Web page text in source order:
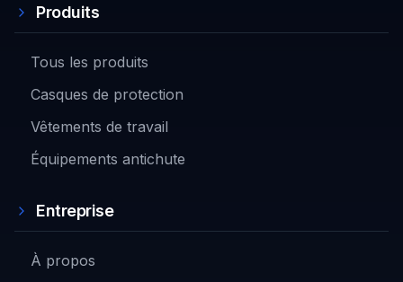
Produits
Tous les produits
Casques de protection
Vêtements de travail
Équipements antichute
Entreprise
À propos